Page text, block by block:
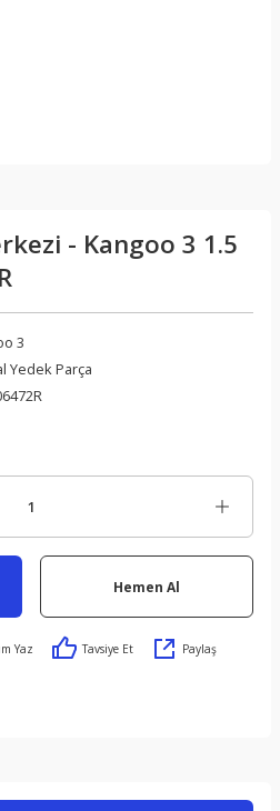
- Kangoo 3 1.5
3
Yedek Parça
Hemen Al
Yaz Tavsiye Et Paylaş